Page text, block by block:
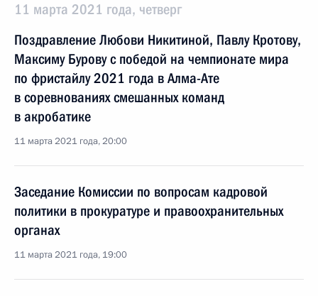
11 марта 2021 года, четверг
Поздравление Любови Никитиной, Павлу Кротову,
Максиму Бурову с победой на чемпионате мира
по фристайлу 2021 года в Алма-Ате
в соревнованиях смешанных команд
в акробатике
11 марта 2021 года, 20:00
Заседание Комиссии по вопросам кадровой
политики в прокуратуре и правоохранительных
органах
11 марта 2021 года, 19:00